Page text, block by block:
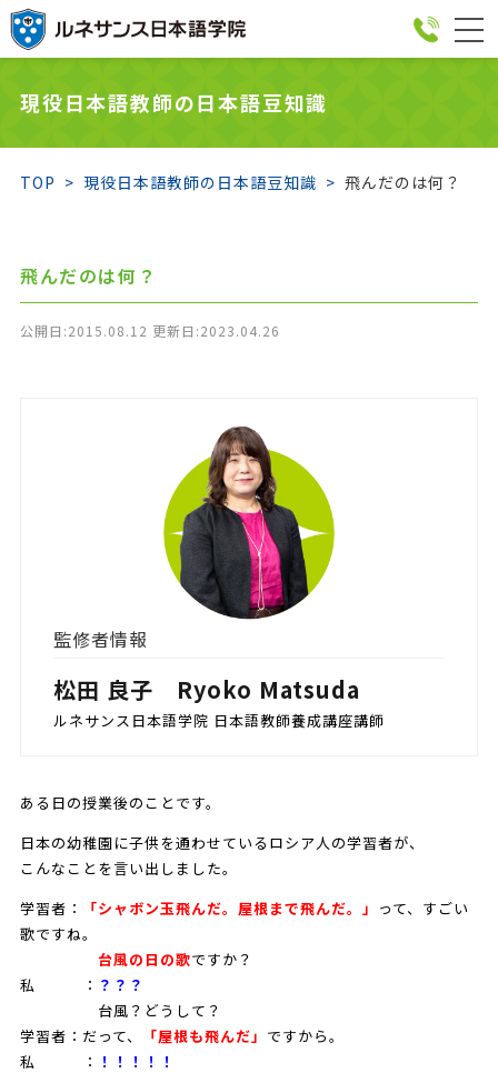
現役日本語教師の日本語豆知識
TOP 現役日本語教師の日本語豆知識 飛んだのは何？
飛んだのは何？
公開日:2015.08.12 更新日:2023.04.26
監修者情報
松田 良子 Ryoko Matsuda
ルネサンス日本語学院 日本語教師養成講座講師
ある日の授業後のことです。
日本の幼稚園に子供を通わせているロシア人の学習者が、
こんなことを言い出しました。
学習者：
「シャボン玉飛んだ。屋根まで飛んだ。 」 って、すごい
歌ですね。
台風の日の歌ですか？
私 ： ？？？
台風？どうして？
学習者：だって、
「屋根も飛んだ 」 ですから。
私 ： ！！！！
！